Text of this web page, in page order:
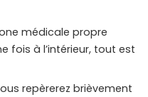
médicale propre
fois à l’intérieur, tout est
repèrerez brièvement